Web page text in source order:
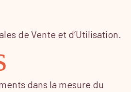
de Vente et d’Utilisation.
dans la mesure du